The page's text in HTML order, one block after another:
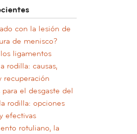
con la lesión de
de menisco?
ligamentos
rodilla: causas,
recuperación
para el desgaste del
rodilla: opciones
efectivas
rotuliano, la